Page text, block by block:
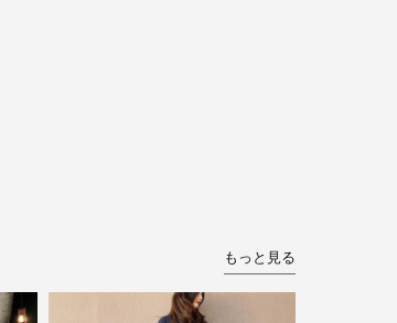
もっと見る